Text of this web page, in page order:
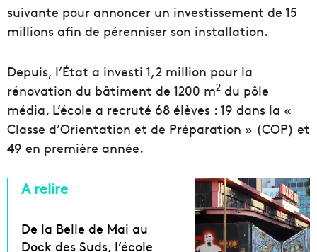
suivante pour annoncer un investissement de 15
millions afin de pérenniser son installation.
Depuis, l’État a investi 1,2 million pour la
rénovation du bâtiment de 1200 m2 du pôle
média. L’école a recruté 68 élèves : 19 dans la «
Classe d’Orientation et de Préparation » (COP) et
49 en première année.
A relire
De la Belle de Mai au
Dock des Suds, l’école